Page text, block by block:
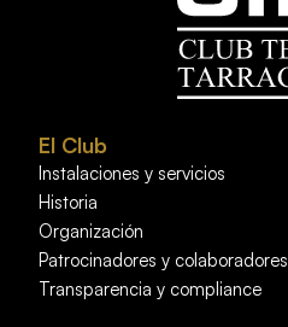
El Club
Instalaciones y servicios
Historia
Organización
Patrocinadores y colaboradores
Transparencia y compliance